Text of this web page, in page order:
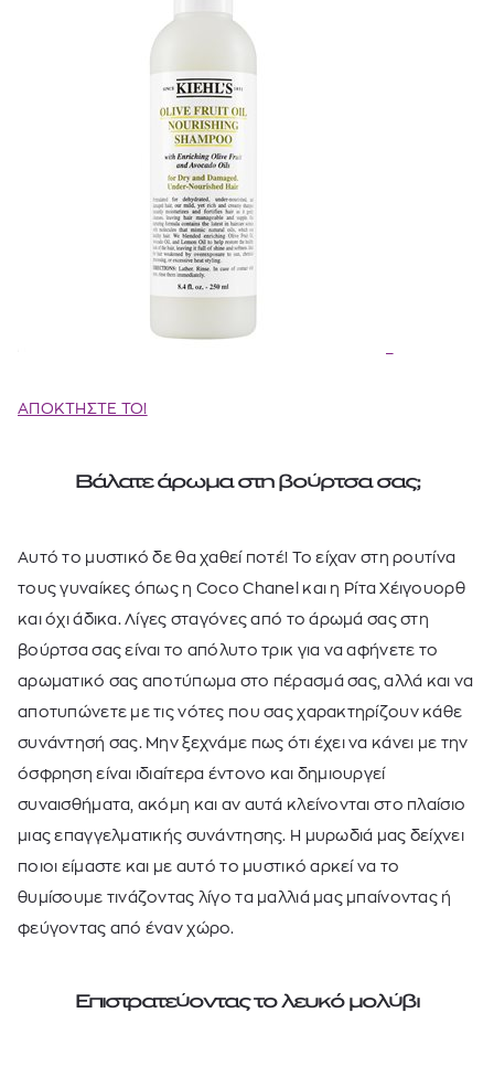
ΑΠΟΚΤΗΣΤΕ ΤΟ!
Βάλατε άρωμα στη βούρτσα σας;
Αυτό το μυστικό δε θα χαθεί ποτέ! Το είχαν στη ρουτίνα
τους γυναίκες όπως η Coco Chanel και η Ρίτα Χέιγουορθ
και όχι άδικα. Λίγες σταγόνες από το άρωμά σας στη
βούρτσα σας είναι το απόλυτο τρικ για να αφήνετε το
αρωματικό σας αποτύπωμα στο πέρασμά σας, αλλά και να
αποτυπώνετε με τις νότες που σας χαρακτηρίζουν κάθε
συνάντησή σας. Μην ξεχνάμε πως ότι έχει να κάνει με την
όσφρηση είναι ιδιαίτερα έντονο και δημιουργεί
συναισθήματα, ακόμη και αν αυτά κλείνονται στο πλαίσιο
μιας επαγγελματικής συνάντησης. Η μυρωδιά μας δείχνει
ποιοι είμαστε και με αυτό το μυστικό αρκεί να το
θυμίσουμε τινάζοντας λίγο τα μαλλιά μας μπαίνοντας ή
φεύγοντας από έναν χώρο.
Επιστρατεύοντας το λευκό μολύβι